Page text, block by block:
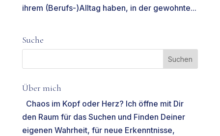
ihrem (Berufs-)Alltag haben, in der gewohnte...
Suche
Über mich
Chaos im Kopf oder Herz? Ich öffne mit Dir
den Raum für das Suchen und Finden Deiner
eigenen Wahrheit, für neue Erkenntnisse,